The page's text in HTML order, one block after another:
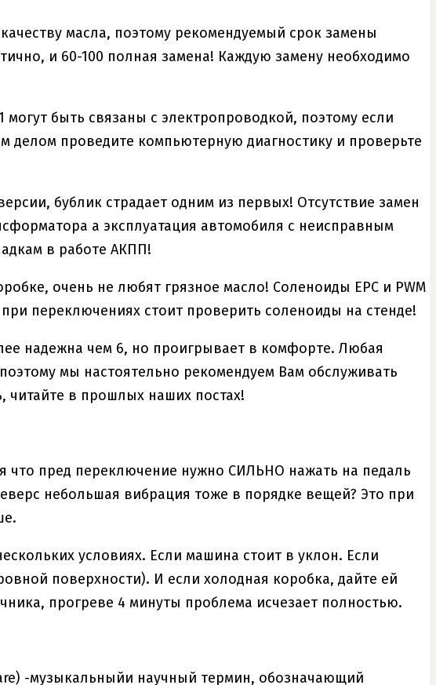
масла, поэтому рекомендуемый срок замены
и 60-100 полная замена! Каждую замену необходимо
быть связаны с электропроводкой, поэтому если
делом проведите компьютерную диагностику и проверьте
бублик страдает одним из первых! Отсутствие замен
а эксплуатация автомобиля с неисправным
в работе АКПП!
очень не любят грязное масло! Соленоиды EPC и PWM
переключениях стоит проверить соленоиды на стенде!
надежна чем 6, но проигрывает в комфорте. Любая
мы настоятельно рекомендуем Вам обслуживать
читайте в прошлых наших постах!
что пред переключение нужно СИЛЬНО нажать на педаль
небольшая вибрация тоже в порядке вещей? Это при
условиях. Если машина стоит в уклон. Если
поверхности). И если холодная коробка, дайте ей
прогреве 4 минуты проблема исчезает полностью.
-музыкальныйи научный термин, обозначающий